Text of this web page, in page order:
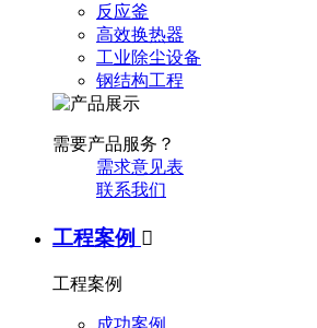
反应釜
高效换热器
工业除尘设备
钢结构工程
需要产品服务？
需求意见表
联系我们
工程案例 
工程案例
成功案例